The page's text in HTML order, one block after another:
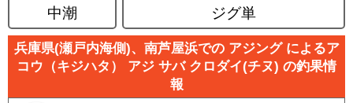
中潮 ジグ単
兵庫県(瀬戸内海側)、南芦屋浜での アジング によるア
コウ（キジハタ） アジ サバ クロダイ(チヌ) の釣果情
報